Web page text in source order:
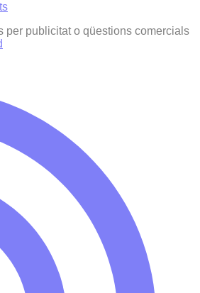
per publicitat o qüestions comercials